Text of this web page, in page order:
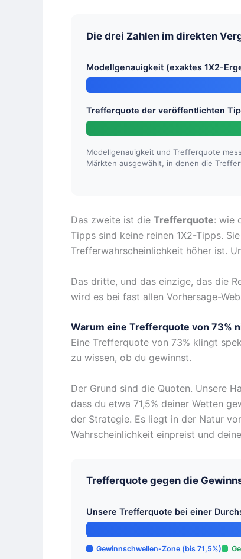
Die drei Zahlen im direkten
Modellgenauigkeit (exaktes 1X2-
Trefferquote der veröffentlichten
Modellgenauigkeit und Trefferquote
Märkten ausgewählt, in denen die
Das zweite ist die Trefferquote: wie
Tipps sind keine reinen 1X2-Tipps.
Trefferwahrscheinlichkeit höher ist.
Das dritte, und das einzige, das die
wird es bei fast allen Vorhersage-
Warum eine Trefferquote von 73%
Eine Trefferquote von 73% klingt
zu wissen, ob du gewinnst.
Der Grund sind die Quoten. Unsere
dass du etwa 71,5% deiner Wetten
der Strategie. Es liegt in der Natur
Wahrscheinlichkeit einpreist und
Trefferquote gegen die
Unsere Trefferquote bei einer
Gewinnschwellen-Zone (bis 71,5%)